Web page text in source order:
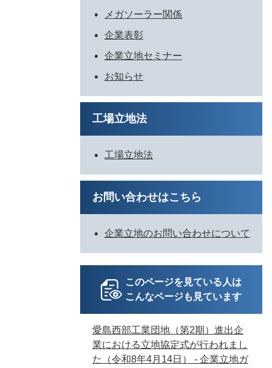
メガソーラー関係
企業表彰
企業立地セミナー
お知らせ
工場立地法
工場立地法
お問い合わせはこちら
企業立地のお問い合わせについて
このページを見ている人は
こんなページも見ています
愛島西部工業団地（第2期）進出企
業における立地協定式が行われまし
た（令和8年4月14日） - 企業立地ガ